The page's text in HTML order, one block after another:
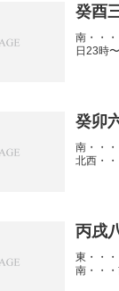
癸酉
南・・
日23時
癸卯
南・・
北西・
丙戌
東・・
南・・